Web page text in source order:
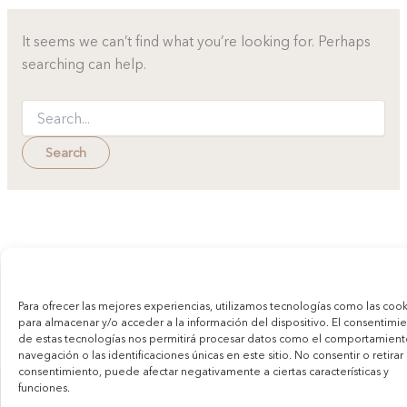
Para ofrecer las mejores experiencias, utilizamos tecnologías como las
para almacenar y/o acceder a la información del dispositivo. El
de estas tecnologías nos permitirá procesar datos como el
navegación o las identificaciones únicas en este sitio. No consentir o retirar
consentimiento, puede afectar negativamente a ciertas características y
funciones.
It seems we can’t find what you’re looking for. Perhaps
searching can help.